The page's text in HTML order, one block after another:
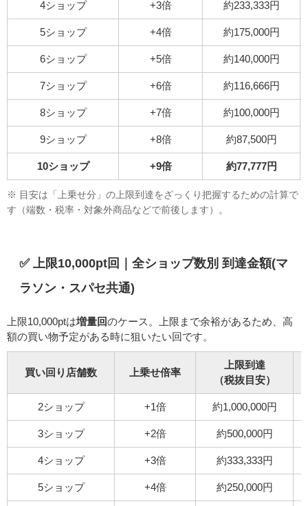
4ショップ +3倍 約233,333円
5ショップ +4倍 約175,000円
6ショップ +5倍 約140,000円
7ショップ +6倍 約116,666円
8ショップ +7倍 約100,000円
9ショップ +8倍 約87,500円
10ショップ +9倍 約77,777円
※ 目安は「上乗せ分」の上限到達をざっくり把握するための計算で
す（端数・税率・対象外商品などで前後します）。
✅ 上限10,000pt回｜全ショップ数別 到達金額(マ
ラソン・スパセ共通)
上限10,000ptは増量回 のケース。上限まで余裕があるため、高
額の買い物予定がある時に狙いたい回です。
買い回り店舗数 上乗せ倍率
上限到達
（税抜目安）
2ショップ +1倍 約1,000,000円
3ショップ +2倍 約500,000円
4ショップ +3倍 約333,333円
5ショップ +4倍 約250,000円